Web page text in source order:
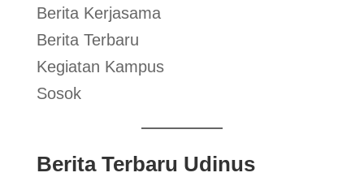
Berita Kerjasama
Berita Terbaru
Kegiatan Kampus
Sosok
Berita Terbaru Udinus